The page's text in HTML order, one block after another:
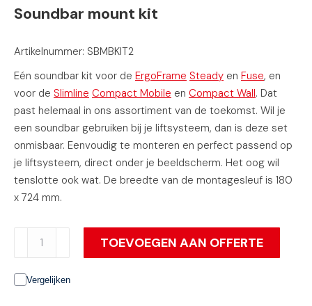
Soundbar mount kit
Artikelnummer: SBMBKIT2
Eén soundbar kit voor de ErgoFrame Steady en Fuse, en
voor de Slimline Compact Mobile en Compact Wall. Dat
past helemaal in ons assortiment van de toekomst. Wil je
een soundbar gebruiken bij je liftsysteem, dan is deze set
onmisbaar. Eenvoudig te monteren en perfect passend op
je liftsysteem, direct onder je beeldscherm. Het oog wil
tenslotte ook wat. De breedte van de montagesleuf is 180
x 724 mm.
Soundbar
kit
aantal
TOEVOEGEN AAN OFFERTE
Vergelijken